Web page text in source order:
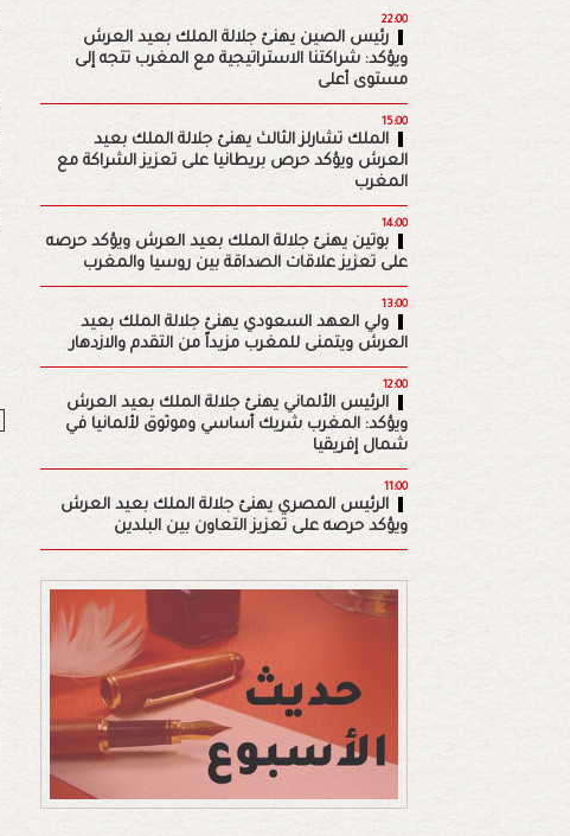
22:00
رئيس الصين يهنئ جلالة الملك بعيد العرش
ويؤكد: شراكتنا الاستراتيجية مع المغرب تتجه إلى
مستوى أعلى
15:00
الملك تشارلز الثالث يهنئ جلالة الملك بعيد
العرش ويؤكد حرص بريطانيا على تعزيز الشراكة مع
المغرب
14:00
بوتين يهنئ جلالة الملك بعيد العرش ويؤكد حرصه
على تعزيز علاقات الصداقة بين روسيا والمغرب
13:00
ولي العهد السعودي يهنئ جلالة الملك بعيد
العرش ويتمنى للمغرب مزيداً من التقدم والازدهار
12:00
الرئيس الألماني يهنئ جلالة الملك بعيد العرش
ويؤكد: المغرب شريك أساسي وموثوق لألمانيا في
شمال إفريقيا
11:00
الرئيس المصري يهنئ جلالة الملك بعيد العرش
ويؤكد حرصه على تعزيز التعاون بين البلدين